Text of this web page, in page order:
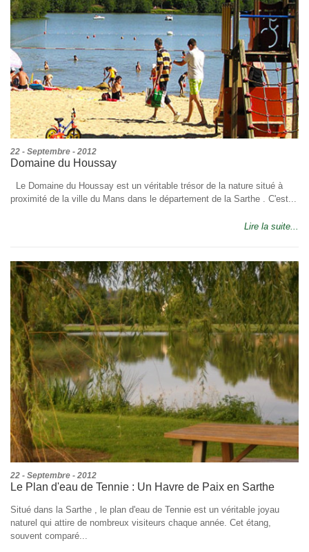
22 - Septembre - 2012
Domaine du Houssay
Le Domaine du Houssay est un véritable trésor de la nature situé à
proximité de la ville du Mans dans le département de la Sarthe . C'est...
Lire la suite...
22 - Septembre - 2012
Le Plan d'eau de Tennie : Un Havre de Paix en Sarthe
Situé dans la Sarthe , le plan d'eau de Tennie est un véritable joyau
naturel qui attire de nombreux visiteurs chaque année. Cet étang,
souvent comparé...